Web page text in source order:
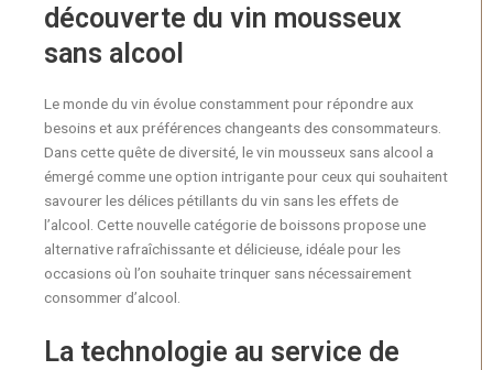
découverte du vin mousseux
sans alcool
Le monde du vin évolue constamment pour répondre aux
besoins et aux préférences changeants des consommateurs.
Dans cette quête de diversité, le vin mousseux sans alcool a
émergé comme une option intrigante pour ceux qui souhaitent
savourer les délices pétillants du vin sans les effets de
l’alcool. Cette nouvelle catégorie de boissons propose une
alternative rafraîchissante et délicieuse, idéale pour les
occasions où l’on souhaite trinquer sans nécessairement
consommer d’alcool.
La technologie au service de